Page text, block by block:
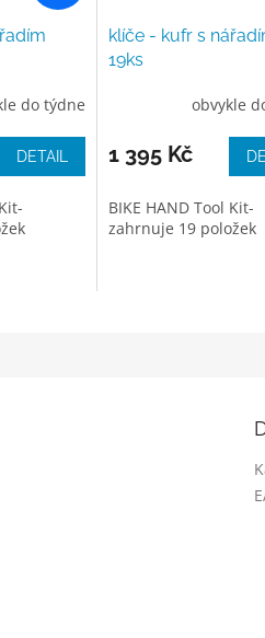
do týdne
DETAIL
klíče - kufr s
19ks
obvykle
1 395 Kč
BIKE HAND Tool Kit-
zahrnuje 19 položek